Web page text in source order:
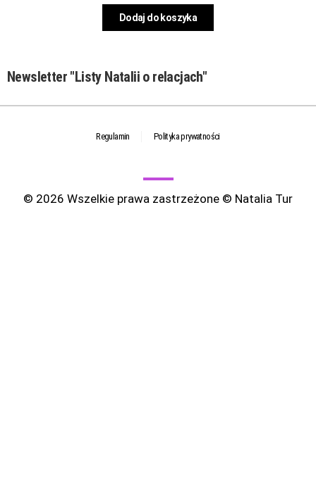
Dodaj do koszyka
Newsletter "Listy Natalii o relacjach"
Regulamin Polityka prywatności
© 2026 Wszelkie prawa zastrzeżone © Natalia Tur